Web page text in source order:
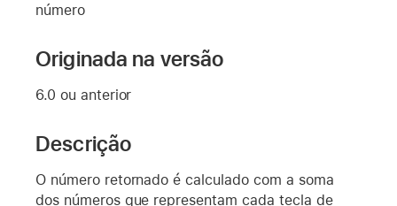
número
Originada na versão
6.0 ou anterior
Descrição
O número retornado é calculado com a soma
dos números que representam cada tecla de